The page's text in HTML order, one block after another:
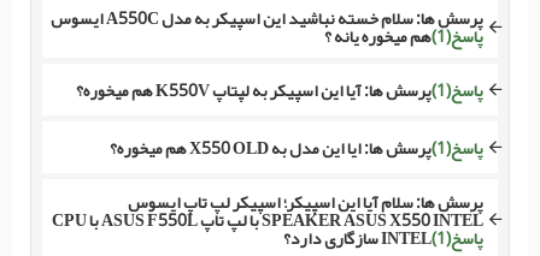
پرسش ها:
سلام خسته نباشید این اسپیکر به مدل A550C ایسوس
هم میخوره یانه ؟ پاسخ(1)
پرسش ها: پاسخ(1)
پرسش ها: پاسخ(1)
پرسش ها:
سلام آیا این اسپیکر؛ اسپیکر لپ تاپ ایسوس
SPEAKER ASUS X550 INTEL با لپ تاپ ASUS F550L با CPU
INTEL سازگاری دارد؟ پاسخ(1)